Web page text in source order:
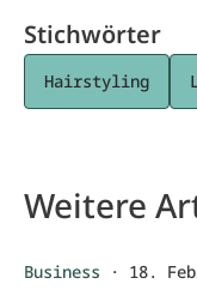
Stichwörter
Hairstyling
Weitere
Business · 18.